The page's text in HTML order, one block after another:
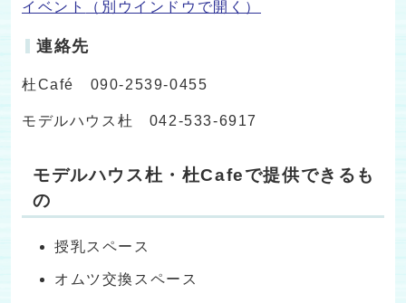
イベント （別ウインドウで開く）
連絡先
杜Café 090-2539-0455
モデルハウス杜 042-533-6917
モデルハウス杜・杜Cafeで提供できるも
の
授乳スペース
オムツ交換スペース